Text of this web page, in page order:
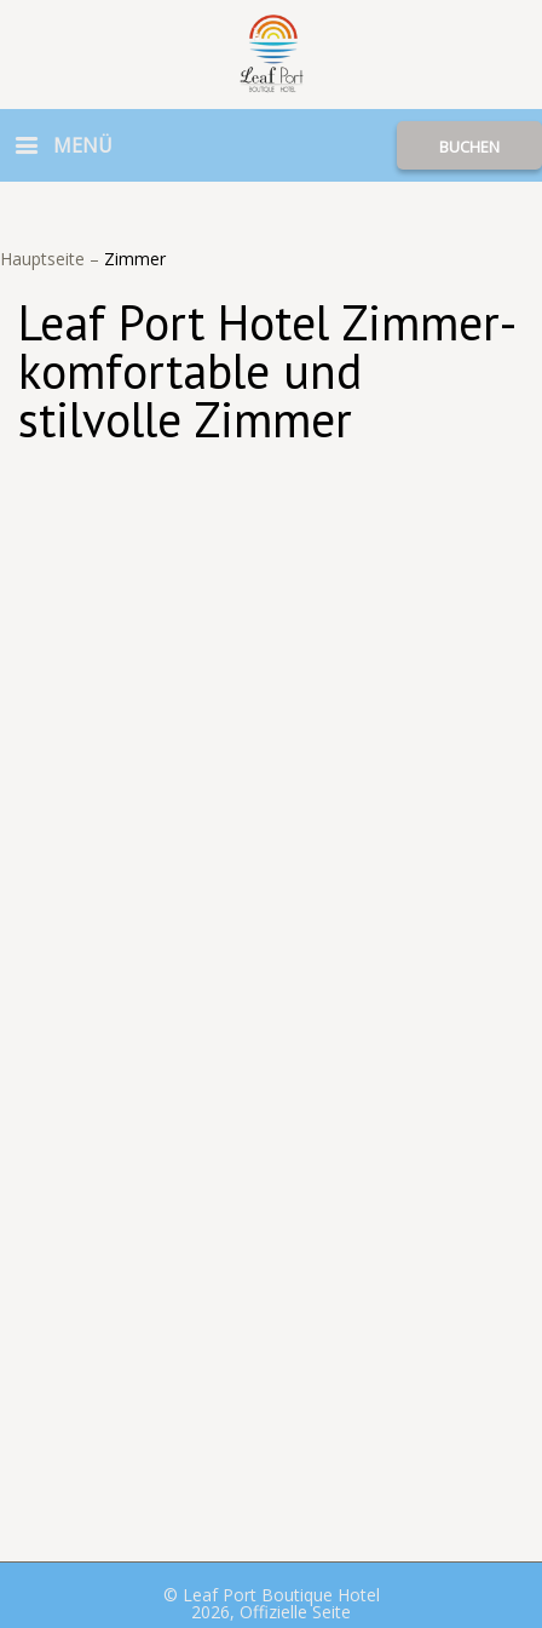
MENÜ BUCHEN
Hauptseite – Zimmer
Leaf Port Hotel Zimmer-
komfortable und
stilvolle Zimmer
© Leaf Port Boutique Hotel
2026, Offizielle Seite